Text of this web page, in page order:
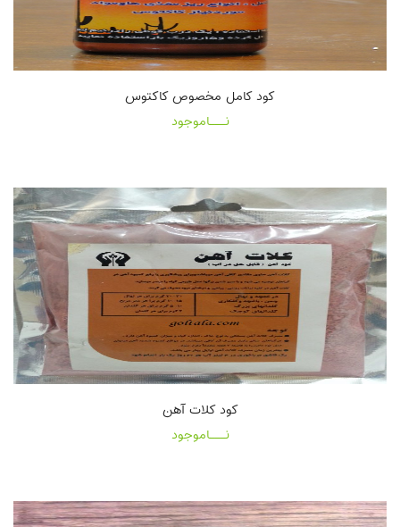
کود کامل مخصوص کاکتوس
نـــاموجود
کود کلات آهن
نـــاموجود